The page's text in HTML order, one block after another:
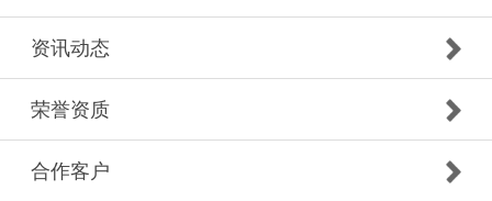
资讯动态
荣誉资质
合作客户